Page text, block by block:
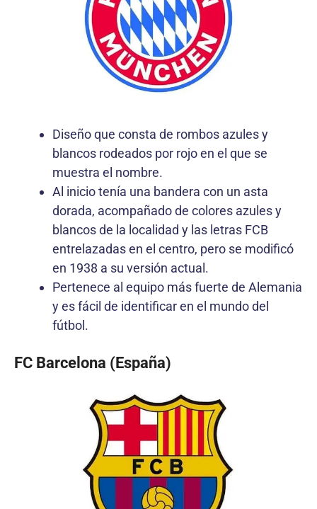
Diseño que consta de rombos azules y
blancos rodeados por rojo en el que se
muestra el nombre.
Al inicio tenía una bandera con un asta
dorada, acompañado de colores azules y
blancos de la localidad y las letras FCB
entrelazadas en el centro, pero se modificó
en 1938 a su versión actual.
Pertenece al equipo más fuerte de Alemania
y es fácil de identificar en el mundo del
fútbol.
FC Barcelona (España)